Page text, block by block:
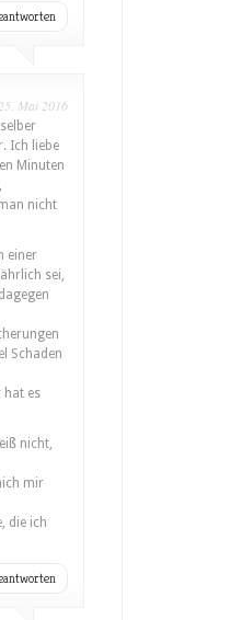
25. Mai 2016
Ich liebe
Minuten
nicht
einer
sei,
Schaden
hat es
nicht,
mir
die ich